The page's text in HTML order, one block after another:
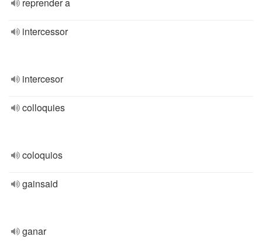
intercessor
intercesor
colloquies
coloquios
gainsaid
ganar